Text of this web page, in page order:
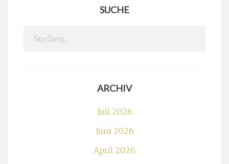
SUCHE
Search
ARCHIV
Juli 2026
Juni 2026
April 2026